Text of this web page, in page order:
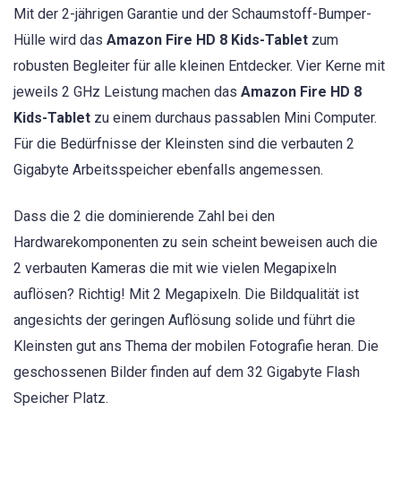
Mit der 2-jährigen Garantie und der Schaumstoff-Bumper-
Hülle wird das Amazon Fire HD 8 Kids-Tablet zum
robusten Begleiter für alle kleinen Entdecker. Vier Kerne mit
jeweils 2 GHz Leistung machen das Amazon Fire HD 8
Kids-Tablet zu einem durchaus passablen Mini Computer.
Für die Bedürfnisse der Kleinsten sind die verbauten 2
Gigabyte Arbeitsspeicher ebenfalls angemessen.
Dass die 2 die dominierende Zahl bei den
Hardwarekomponenten zu sein scheint beweisen auch die
2 verbauten Kameras die mit wie vielen Megapixeln
auflösen? Richtig! Mit 2 Megapixeln. Die Bildqualität ist
angesichts der geringen Auflösung solide und führt die
Kleinsten gut ans Thema der mobilen Fotografie heran. Die
geschossenen Bilder finden auf dem 32 Gigabyte Flash
Speicher Platz.